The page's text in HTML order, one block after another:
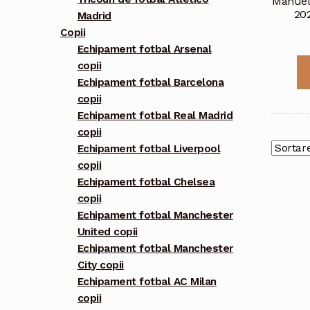
Madrid
Copii
Echipament fotbal Arsenal
copii
Echipament fotbal Barcelona
copii
Echipament fotbal Real Madrid
copii
Echipament fotbal Liverpool
copii
Echipament fotbal Chelsea
copii
Echipament fotbal Manchester
United copii
Echipament fotbal Manchester
City copii
Echipament fotbal AC Milan
copii